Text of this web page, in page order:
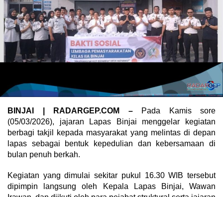
BINJAI | RADARGEP.COM –
Pada Kamis sore
(05/03/2026), jajaran Lapas Binjai menggelar kegiatan
berbagi takjil kepada masyarakat yang melintas di depan
lapas sebagai bentuk kepedulian dan kebersamaan di
bulan penuh berkah.
Kegiatan yang dimulai sekitar pukul 16.30 WIB tersebut
dipimpin langsung oleh Kepala Lapas Binjai, Wawan